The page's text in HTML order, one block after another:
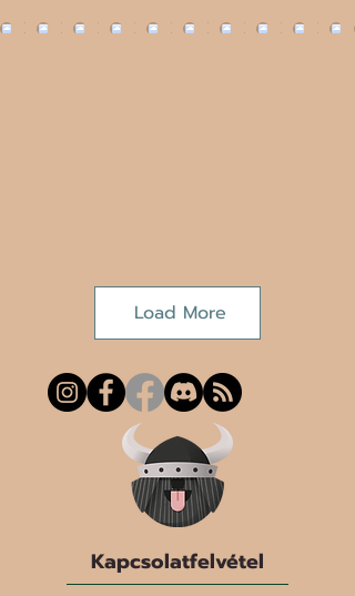
Kapcsolatfelvétel
Load More